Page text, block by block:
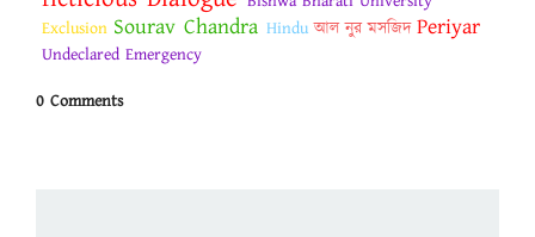
Exclusion Sourav Chandra Hindu আল নুর মসজিদ Periyar
Undeclared Emergency
0 Comments